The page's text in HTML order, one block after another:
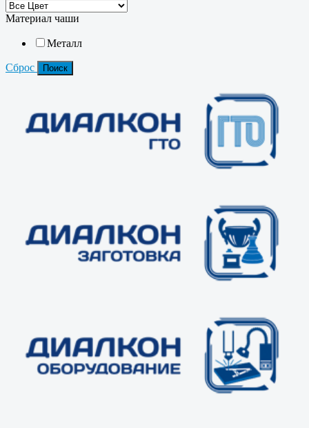
Материал чаши
Металл
Сброс